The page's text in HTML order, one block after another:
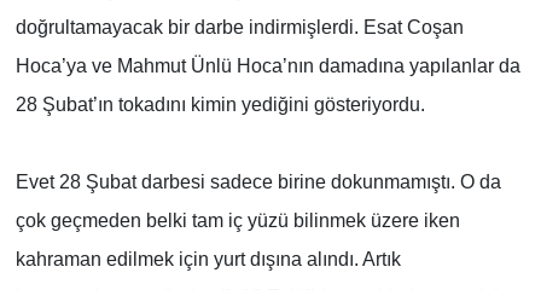
doğrultamayacak bir darbe indirmişlerdi. Esat Coşan
Hoca’ya ve Mahmut Ünlü Hoca’nın damadına yapılanlar da
28 Şubat’ın tokadını kimin yediğini gösteriyordu.
Evet 28 Şubat darbesi sadece birine dokunmamıştı. O da
çok geçmeden belki tam iç yüzü bilinmek üzere iken
kahraman edilmek için yurt dışına alındı. Artık